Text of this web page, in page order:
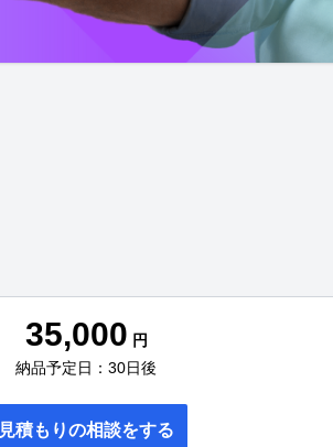
35,000 円
納品予定日：30日後
見積もりの相談をする